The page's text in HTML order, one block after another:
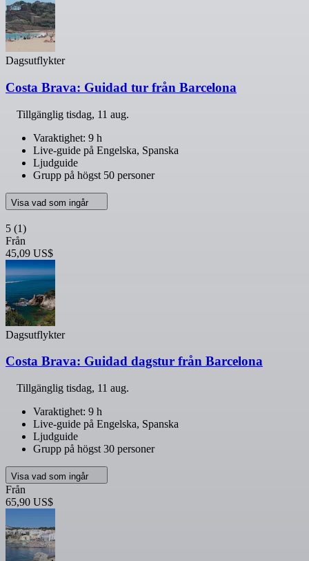
Dagsutflykter
Costa Brava: Guidad tur från Barcelona
Tillgänglig tisdag, 11 aug.
Varaktighet: 9 h
Live-guide på Engelska, Spanska
Ljudguide
Grupp på högst 50 personer
Visa vad som ingår
5 (1)
Från
45,09 US$
Dagsutflykter
Costa Brava: Guidad dagstur från Barcelona
Tillgänglig tisdag, 11 aug.
Varaktighet: 9 h
Live-guide på Engelska, Spanska
Ljudguide
Grupp på högst 30 personer
Visa vad som ingår
Från
65,90 US$